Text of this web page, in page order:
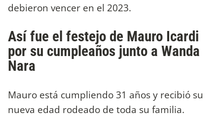
debieron vencer en el 2023.
Así fue el festejo de Mauro Icardi
por su cumpleaños junto a Wanda
Nara
Mauro está cumpliendo 31 años y recibió su
nueva edad rodeado de toda su familia.